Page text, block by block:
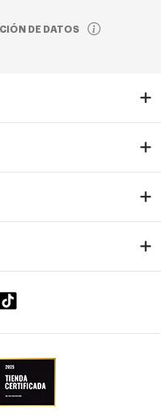
DE DATOS